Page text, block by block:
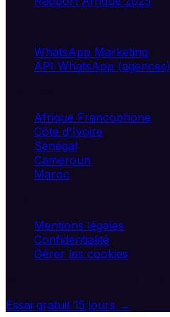
WhatsApp Marketing
API WhatsApp (agences)
Afrique Francophone
Côte d'Ivoire
Sénégal
Cameroun
Maroc
Mentions légales
Confidentialité
Gérer les cookies
Essai gratuit 15 jours →